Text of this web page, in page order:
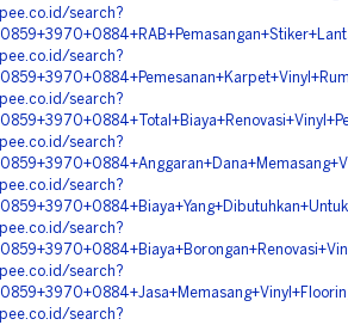
search?
search?
search?
search?
search?
search?
search?
search?